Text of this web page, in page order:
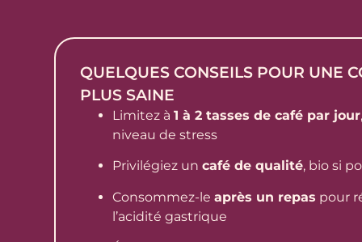
QUELQUES CONSEILS POUR UNE
PLUS SAINE
Limitez à1 à 2 tasses de café par jour
niveau de stress
Privilégiez uncafé de qualité, bio si
Consommez-leaprès un repas pour
l’acidité gastrique